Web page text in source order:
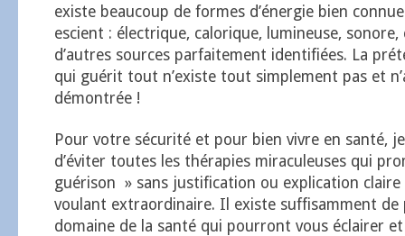
existe beaucoup de formes d’énergie bien
escient : électrique, calorique, lumineuse, sonore,
d’autres sources parfaitement identifiées. La
qui guérit tout n’existe tout simplement pas et
démontrée !
Pour votre sécurité et pour bien vivre en santé,
d’éviter toutes les thérapies miraculeuses qui
guérison » sans justification ou explication claire
voulant extraordinaire. Il existe suffisamment de
domaine de la santé qui pourront vous éclairer